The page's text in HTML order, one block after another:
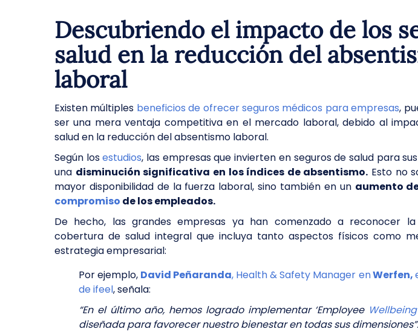
Descubriendo el impacto de los
salud en la reducción del
laboral
Existen múltiples beneficios de ofrecer seguros médicos para empresas,
ser una mera ventaja competitiva en el mercado laboral, debido al
salud en la reducción del absentismo laboral.
Según losestudios, las empresas que invierten en seguros de salud para
una disminución significativa en los índices de absentismo. Esto no
mayor disponibilidad de la fuerza laboral, sino también en un aumento
compromiso de los empleados.
De hecho, las grandes empresas ya han comenzado a reconocer
cobertura de salud integral que incluya tanto aspectos físicos como
estrategia empresarial:
Por ejemplo, David Peñaranda, Health & Safety Manager enWerfen,
de ifeel, señala:
“En el último año, hemos logrado implementar ‘Employee Wellbeing
diseñada para favorecer nuestro bienestar en todas sus dimensiones”.